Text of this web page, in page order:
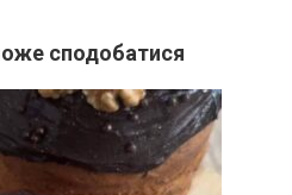
сподобатися